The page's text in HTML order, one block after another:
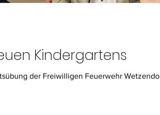
Kindergartens
der Freiwilligen Feuerwehr